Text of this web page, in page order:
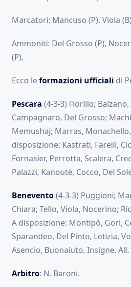
Marcatori: Mancuso (P), Viola
Ammoniti: Del Grosso (P),
(P).
Ecco leformazioni ufficiali di
Pescara (4-3-3) Fiorillo;
Campagnaro, Del Grosso;
Memushaj; Marras,
disposizione: Kastrati, Farelli,
Fornasier, Perrotta, Scalera,
Palazzi, Kanoutè, Cocco, Del
Benevento(4-3-3) Puggioni;
Chiara; Tello, Viola, Nocerino;
A disposizione: Montipò, Gori,
Sparandeo, Del Pinto, Letizia,
Asencio, Buonaiuto, Insigne. All.
Arbitro: N. Baroni.